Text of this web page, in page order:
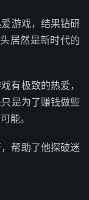
游戏，结果钻研
居然是新时代的
有极致的热爱，
是为了赚钱做些
能。
帮助了他探破迷